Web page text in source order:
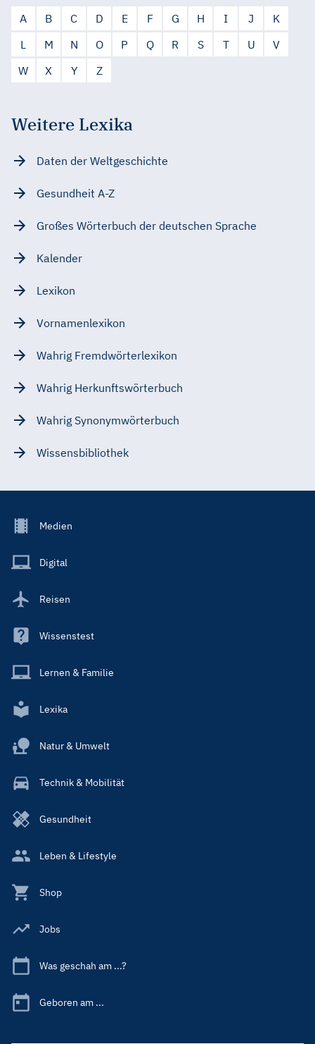
A B C D E F G H I J
K
L
M N O P Q R S T U
V
W
X Y Z
Weitere Lexika
Daten der Weltgeschichte
Gesundheit A-Z
Großes Wörterbuch der deutschen Sprache
Kalender
Lexikon
Vornamenlexikon
Wahrig Fremdwörterlexikon
Wahrig Herkunftswörterbuch
Wahrig Synonymwörterbuch
Wissensbibliothek
Footer
Main
Medien
Digital
Reisen
Wissenstest
Lernen & Familie
Lexika
Natur & Umwelt
Technik & Mobilität
Gesundheit
Leben & Lifestyle
Shop
Jobs
Was geschah am ...?
Geboren am ...